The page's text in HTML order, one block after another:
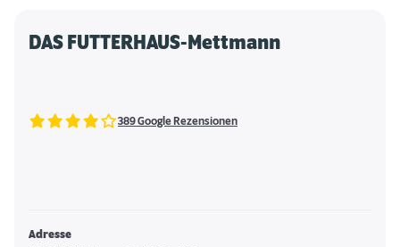
DAS FUTTERHAUS-Mettmann
389 Google Rezensionen
Adresse